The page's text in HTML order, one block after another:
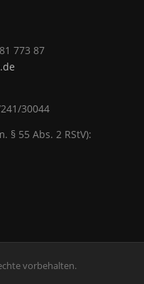
773 87
30044
§ 55 Abs. 2 RStV):
vorbehalten.